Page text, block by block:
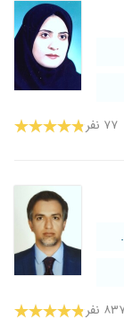
۷۷ نفر
نفر